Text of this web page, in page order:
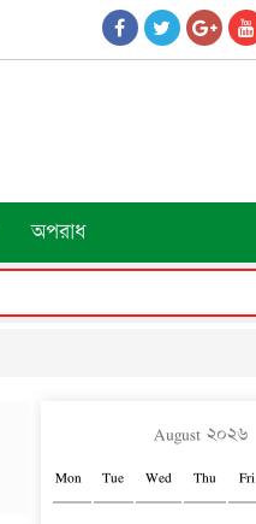
অপরাধ
August ২০২৬
Mon Tue Wed Thu Fri